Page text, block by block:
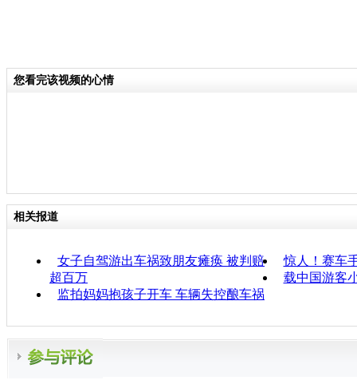
分类名称：CNSTV
您看完该视频的心情
相关报道
女子自驾游出车祸致朋友瘫痪 被判赔
超百万
惊人！赛车
载中国游客
监拍妈妈抱孩子开车 车辆失控酿车祸